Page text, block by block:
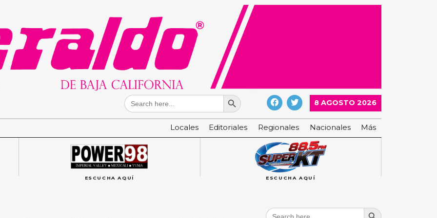
Search
for:
Search Button
8 AGOSTO 2026
Locales Editoriales Regionales Nacionales Más
ESCUCHA AQUÍ ESCUCHA AQUÍ
Search
Search Button